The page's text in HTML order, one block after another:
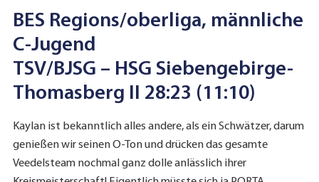
BES Regions/oberliga, männliche
C-Jugend
TSV/BJSG – HSG Siebengebirge-
Thomasberg II 28:23 (11:10)
Kaylan ist bekanntlich alles andere, als ein Schwätzer, darum
genießen wir seinen O-Ton und drücken das gesamte
Veedelsteam nochmal ganz dolle anlässlich ihrer